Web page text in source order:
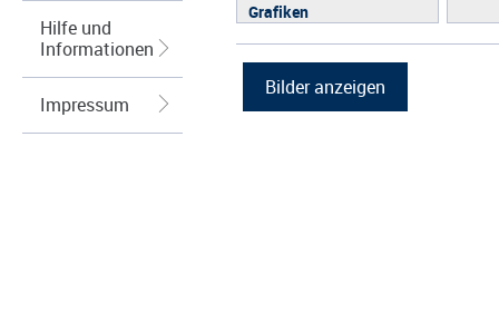
Hilfe und
Informationen
Impressum
Grafiken